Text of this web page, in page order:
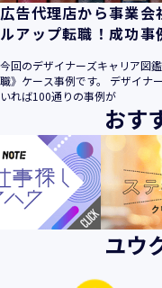
広告代理店から事業
ルアップ転職！成功事
今回のデザイナーズキャリア図
職》ケース事例です。 デザイナ
いれば100通りの事例が
おす
ユウ